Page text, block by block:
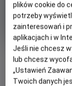
OBSERWUJ
plików cookie do
potrzeby
zainteresowań i
aplikacjach i w
Jeśli nie chcesz
lub chcesz
„Ustawień
Twoich danych